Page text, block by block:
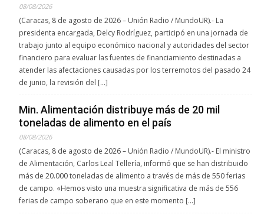
08/08/2026
(Caracas, 8 de agosto de 2026 – Unión Radio / MundoUR).- La
presidenta encargada, Delcy Rodríguez, participó en una jornada de
trabajo junto al equipo económico nacional y autoridades del sector
financiero para evaluar las fuentes de financiamiento destinadas a
atender las afectaciones causadas por los terremotos del pasado 24
de junio, la revisión del […]
Min. Alimentación distribuye más de 20 mil
toneladas de alimento en el país
08/08/2026
(Caracas, 8 de agosto de 2026 – Unión Radio / MundoUR).- El ministro
de Alimentación, Carlos Leal Tellería, informó que se han distribuido
más de 20.000 toneladas de alimento a través de más de 550 ferias
de campo. «Hemos visto una muestra significativa de más de 556
ferias de campo soberano que en este momento […]